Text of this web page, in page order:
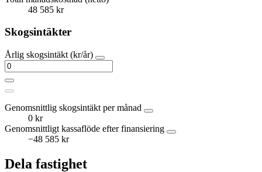
48 585 kr
Skogsintäkter
Årlig skogsintäkt (kr/år)
Genomsnittlig skogsintäkt per månad
0 kr
Genomsnittligt kassaflöde efter finansiering
−48 585 kr
Dela fastighet